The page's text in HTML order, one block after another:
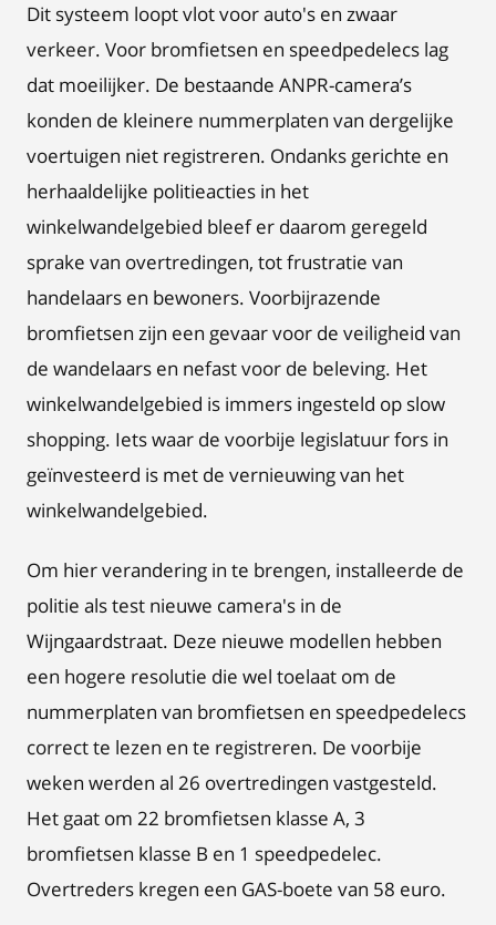
Dit systeem loopt vlot voor auto's en zwaar
verkeer. Voor bromfietsen en speedpedelecs lag
dat moeilijker. De bestaande ANPR-camera’s
konden de kleinere nummerplaten van dergelijke
voertuigen niet registreren. Ondanks gerichte en
herhaaldelijke politieacties in het
winkelwandelgebied bleef er daarom geregeld
sprake van overtredingen, tot frustratie van
handelaars en bewoners. Voorbijrazende
bromfietsen zijn een gevaar voor de veiligheid van
de wandelaars en nefast voor de beleving. Het
winkelwandelgebied is immers ingesteld op slow
shopping. Iets waar de voorbije legislatuur fors in
geïnvesteerd is met de vernieuwing van het
winkelwandelgebied.
Om hier verandering in te brengen, installeerde de
politie als test nieuwe camera's in de
Wijngaardstraat. Deze nieuwe modellen hebben
een hogere resolutie die wel toelaat om de
nummerplaten van bromfietsen en speedpedelecs
correct te lezen en te registreren. De voorbije
weken werden al 26 overtredingen vastgesteld.
Het gaat om 22 bromfietsen klasse A, 3
bromfietsen klasse B en 1 speedpedelec.
Overtreders kregen een GAS-boete van 58 euro.